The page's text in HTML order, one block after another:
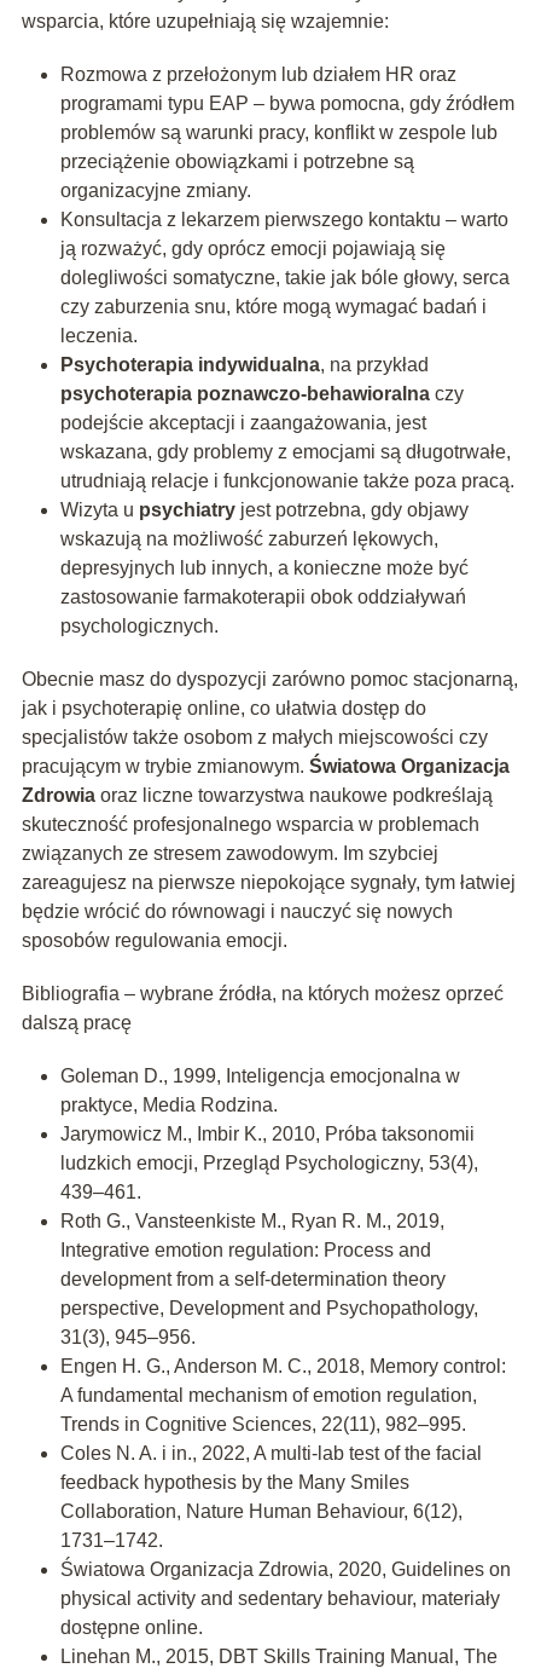
wsparcia, które uzupełniają się wzajemnie:
Rozmowa z przełożonym lub działem HR oraz
programami typu EAP – bywa pomocna, gdy źródłem
problemów są warunki pracy, konflikt w zespole lub
przeciążenie obowiązkami i potrzebne są
organizacyjne zmiany.
Konsultacja z lekarzem pierwszego kontaktu – warto
ją rozważyć, gdy oprócz emocji pojawiają się
dolegliwości somatyczne, takie jak bóle głowy, serca
czy zaburzenia snu, które mogą wymagać badań i
leczenia.
Psychoterapia indywidualna, na przykład
psychoterapia poznawczo-behawioralnaczy
podejście akceptacji i zaangażowania, jest
wskazana, gdy problemy z emocjami są długotrwałe,
utrudniają relacje i funkcjonowanie także poza pracą.
Wizyta u psychiatryjest potrzebna, gdy objawy
wskazują na możliwość zaburzeń lękowych,
depresyjnych lub innych, a konieczne może być
zastosowanie farmakoterapii obok oddziaływań
psychologicznych.
Obecnie masz do dyspozycji zarówno pomoc stacjonarną,
jak i psychoterapię online, co ułatwia dostęp do
specjalistów także osobom z małych miejscowości czy
pracującym w trybie zmianowym. Światowa Organizacja
Zdrowiaoraz liczne towarzystwa naukowe podkreślają
skuteczność profesjonalnego wsparcia w problemach
związanych ze stresem zawodowym. Im szybciej
zareagujesz na pierwsze niepokojące sygnały, tym łatwiej
będzie wrócić do równowagi i nauczyć się nowych
sposobów regulowania emocji.
Bibliografia – wybrane źródła, na których możesz oprzeć
dalszą pracę
Goleman D., 1999, Inteligencja emocjonalna w
praktyce, Media Rodzina.
Jarymowicz M., Imbir K., 2010, Próba taksonomii
ludzkich emocji, Przegląd Psychologiczny, 53(4),
439–461.
Roth G., Vansteenkiste M., Ryan R. M., 2019,
Integrative emotion regulation: Process and
development from a self-determination theory
perspective, Development and Psychopathology,
31(3), 945–956.
Engen H. G., Anderson M. C., 2018, Memory control:
A fundamental mechanism of emotion regulation,
Trends in Cognitive Sciences, 22(11), 982–995.
Coles N. A. i in., 2022, A multi-lab test of the facial
feedback hypothesis by the Many Smiles
Collaboration, Nature Human Behaviour, 6(12),
1731–1742.
Światowa Organizacja Zdrowia, 2020, Guidelines on
physical activity and sedentary behaviour, materiały
dostępne online.
Linehan M., 2015, DBT Skills Training Manual, The